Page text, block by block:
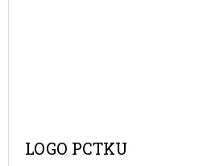
LOGO PCTKU